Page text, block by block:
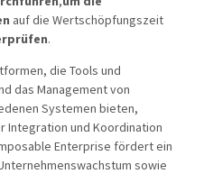
auf die Wertschöpfungszeit
.
die Tools und
das Management von
Systemen bieten,
Integration und Koordination
Enterprise fördert ein
sowie